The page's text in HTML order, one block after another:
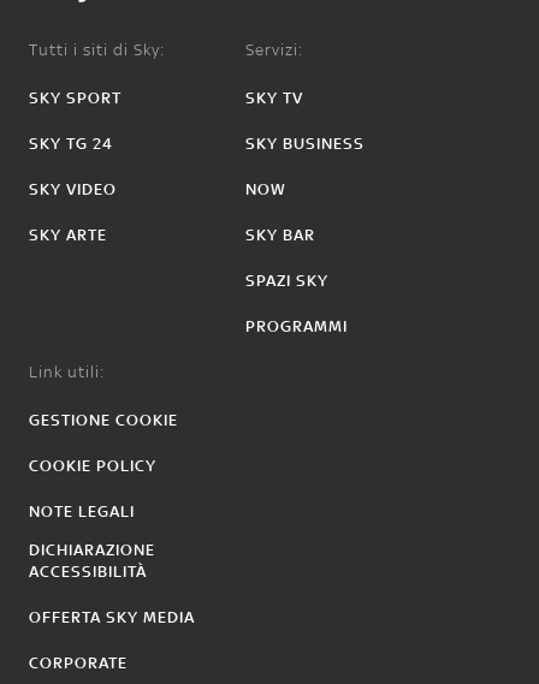
Tutti i siti di Sky:
SKY SPORT
SKY TG 24
SKY VIDEO
SKY ARTE
Servizi:
SKY TV
SKY BUSINESS
NOW
SKY BAR
SPAZI SKY
PROGRAMMI
Link utili:
GESTIONE COOKIE
COOKIE POLICY
NOTE LEGALI
DICHIARAZIONE
ACCESSIBILITÀ
OFFERTA SKY MEDIA
CORPORATE